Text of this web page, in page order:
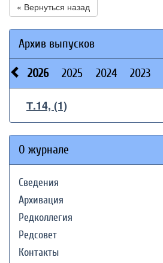
« Вернуться назад
Архив выпусков
2026 2025 2024 2023
Т.14, (1)
О журнале
Сведения
Архивация
Редколлегия
Редсовет
Контакты